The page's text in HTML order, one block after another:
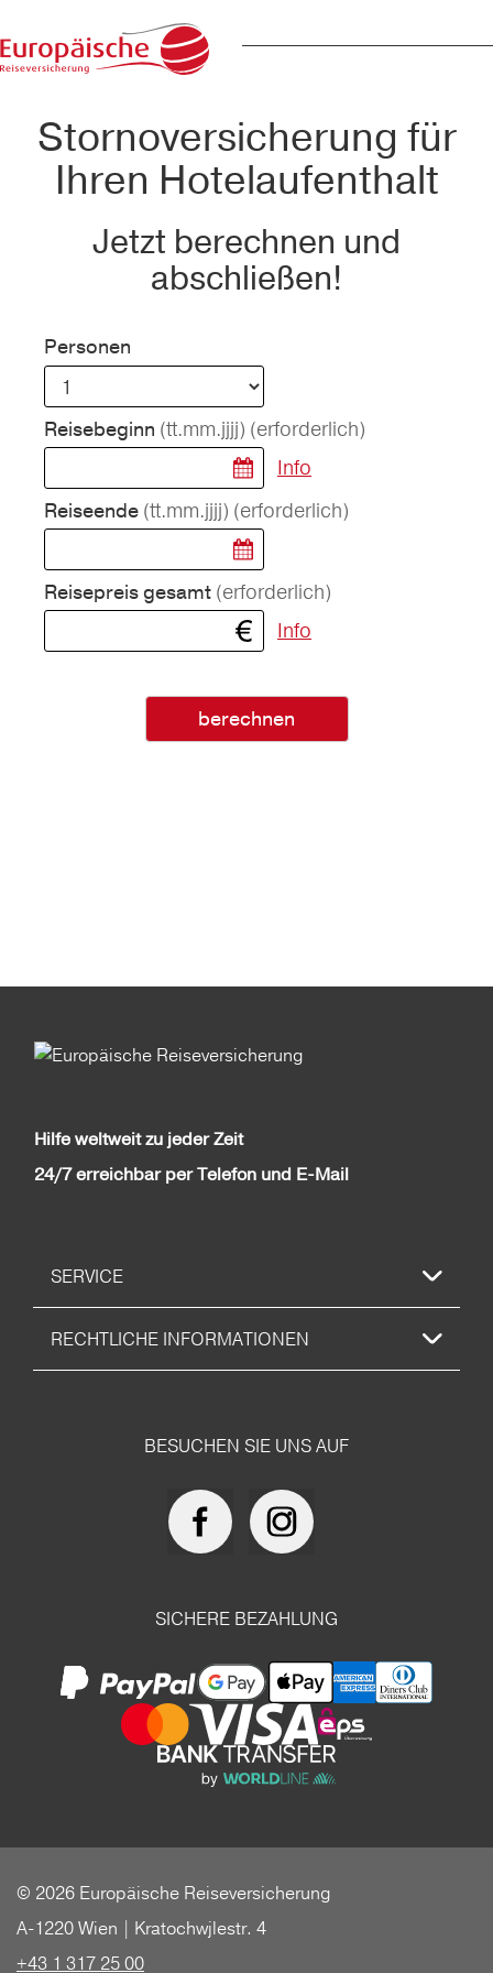
Stornoversicherung für
Ihren Hotelaufenthalt
Jetzt berechnen und
abschließen!
Personen
Reisebeginn (tt.mm.jjjj) (erforderlich)
Info
Reiseende (tt.mm.jjjj) (erforderlich)
Reisepreis gesamt (erforderlich)
Info
berechnen
Hilfe weltweit zu jeder Zeit
24/7 erreichbar per Telefon und E-Mail
SERVICE
RECHTLICHE INFORMATIONEN
BESUCHEN SIE UNS AUF
SICHERE BEZAHLUNG
© 2026 Europäische Reiseversicherung
A-1220 Wien | Kratochwjlestr. 4
+43 1 317 25 00